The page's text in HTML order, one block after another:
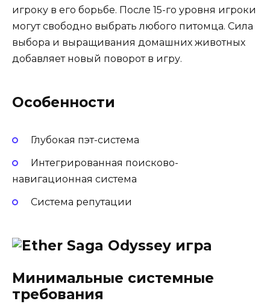
игроку в его борьбе. После 15-го уровня игроки
могут свободно выбрать любого питомца. Сила
выбора и выращивания домашних животных
добавляет новый поворот в игру.
Особенности
Глубокая пэт-система
Интегрированная поисково-
навигационная система
Система репутации
Минимальные системные
требования